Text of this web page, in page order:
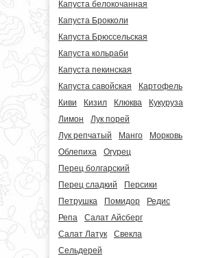
Капуста белокочанная
Капуста Брокколи
Капуста Брюссельская
Капуста кольраби
Капуста пекинская
Капуста савойская
Картофель
Киви
Кизил Клюква
Кукуруза
Лимон
Лук порей
Лук репчатый
Манго
Морковь
Облепиха
Огурец
Перец болгарский
Перец сладкий
Персики
Петрушка
Помидор
Редис
Репа
Салат Айсберг
Салат Латук
Свекла
Сельдерей